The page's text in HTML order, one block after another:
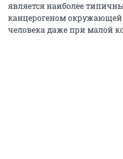
является наиболее
канцерогеном окружающей
человека даже при малой